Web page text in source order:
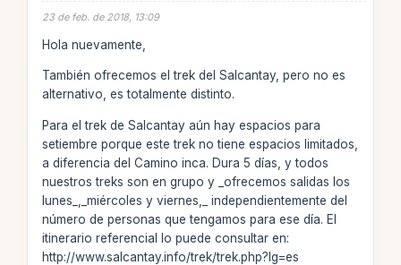
23 de feb. de 2018, 13:09
Hola nuevamente,
También ofrecemos el trek del Salcantay, pero no es
alternativo, es totalmente distinto.
Para el trek de Salcantay aún hay espacios para
setiembre porque este trek no tiene espacios limitados,
a diferencia del Camino inca. Dura 5 días, y todos
nuestros treks son en grupo y _ofrecemos salidas los
lunes_,_miércoles y viernes,_ independientemente del
número de personas que tengamos para ese día. El
itinerario referencial lo puede consultar en:
http://www.salcantay.info/trek/trek.php?lg=es